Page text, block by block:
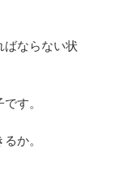
ばならない状
す。
か。